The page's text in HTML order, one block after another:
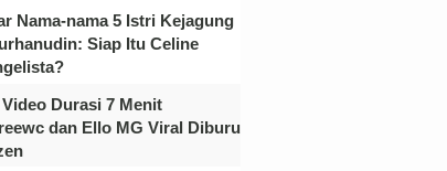
Nama-nama 5 Istri Kejagung
Siap Itu Celine
Durasi 7 Menit
dan Ello MG Viral Diburu